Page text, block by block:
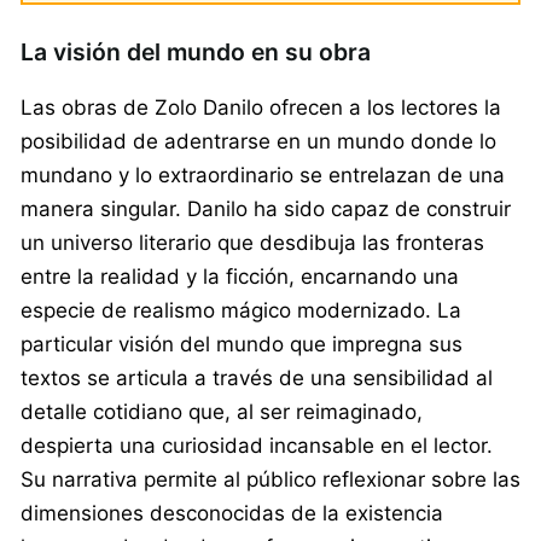
La visión del mundo en su obra
Las obras de Zolo Danilo ofrecen a los lectores la
posibilidad de adentrarse en un mundo donde lo
mundano y lo extraordinario se entrelazan de una
manera singular. Danilo ha sido capaz de construir
un universo literario que desdibuja las fronteras
entre la realidad y la ficción, encarnando una
especie de realismo mágico modernizado. La
particular visión del mundo que impregna sus
textos se articula a través de una sensibilidad al
detalle cotidiano que, al ser reimaginado,
despierta una curiosidad incansable en el lector.
Su narrativa permite al público reflexionar sobre las
dimensiones desconocidas de la existencia